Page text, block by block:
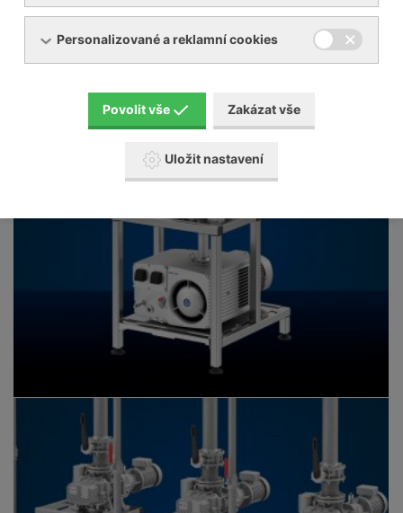
RBP 2000 5,5 kW
Personalizované a reklamní cookies
Povolit vše Zakázat vše
Uložit nastavení